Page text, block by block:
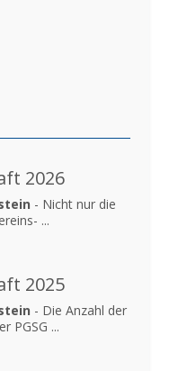
2026
- Nicht nur die
...
2025
- Die Anzahl der
PGSG ...